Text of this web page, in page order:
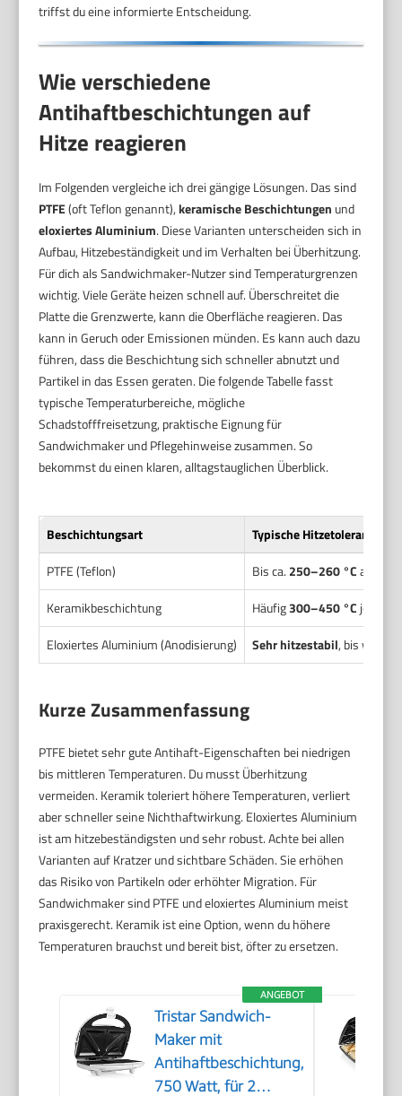
triffst du eine informierte Entscheidung.
Wie verschiedene
Antihaftbeschichtungen auf
Hitze reagieren
Im Folgenden vergleiche ich drei gängige Lösungen. Das sind
PTFE(oft Teflon genannt),keramische Beschichtungen und
eloxiertes Aluminium. Diese Varianten unterscheiden sich in
Aufbau, Hitzebeständigkeit und im Verhalten bei Überhitzung.
Für dich als Sandwichmaker-Nutzer sind Temperaturgrenzen
wichtig. Viele Geräte heizen schnell auf. Überschreitet die
Platte die Grenzwerte, kann die Oberfläche reagieren. Das
kann in Geruch oder Emissionen münden. Es kann auch dazu
führen, dass die Beschichtung sich schneller abnutzt und
Partikel in das Essen geraten. Die folgende Tabelle fasst
typische Temperaturbereiche, mögliche
Schadstofffreisetzung, praktische Eignung für
Sandwichmaker und Pflegehinweise zusammen. So
bekommst du einen klaren, alltagstauglichen Überblick.
Beschichtungsart
Typische Hitzetoleranz (°C)
PTFE (Teflon)
Bis ca. 250–260 °Cals
Keramikbeschichtung
Häufig300–450 °C je
Eloxiertes Aluminium (Anodisierung)
Sehr hitzestabil, bis weit
Kurze Zusammenfassung
PTFE bietet sehr gute Antihaft-Eigenschaften bei niedrigen
bis mittleren Temperaturen. Du musst Überhitzung
vermeiden. Keramik toleriert höhere Temperaturen, verliert
aber schneller seine Nichthaftwirkung. Eloxiertes Aluminium
ist am hitzebeständigsten und sehr robust. Achte bei allen
Varianten auf Kratzer und sichtbare Schäden. Sie erhöhen
das Risiko von Partikeln oder erhöhter Migration. Für
Sandwichmaker sind PTFE und eloxiertes Aluminium meist
praxisgerecht. Keramik ist eine Option, wenn du höhere
Temperaturen brauchst und bereit bist, öfter zu ersetzen.
ANGEBOT
Tristar Sandwich-
Maker mit
Antihaftbeschichtung,
750 Watt, für 2